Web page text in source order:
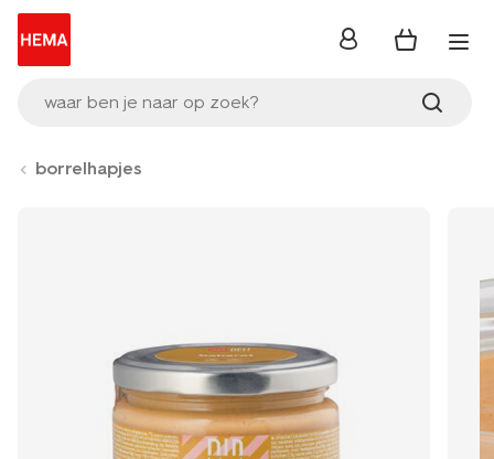
waar ben je naar op zoek?
inloggen
borrelhapjes